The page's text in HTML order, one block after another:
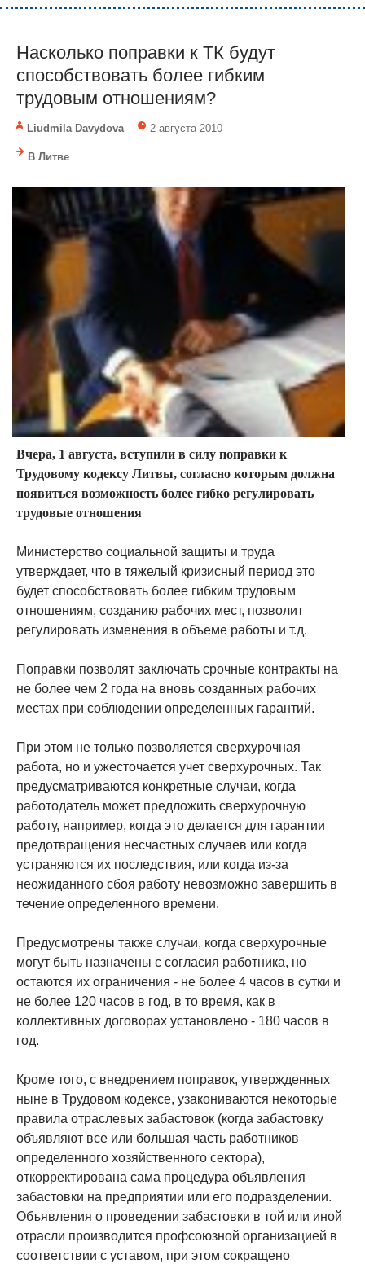
Насколько поправки к ТК будут
способствовать более гибким
трудовым отношениям?
Liudmila Davydova 2 августа 2010
В Литве
Вчера, 1 августа, вступили в силу поправки к
Трудовому кодексу Литвы, согласно которым должна
появиться возможность более гибко регулировать
трудовые отношения
Министерство социальной защиты и труда
утверждает, что в тяжелый кризисный период это
будет способствовать более гибким трудовым
отношениям, созданию рабочих мест, позволит
регулировать изменения в объеме работы и т.д.
Поправки позволят заключать срочные контракты на
не более чем 2 года на вновь созданных рабочих
местах при соблюдении определенных гарантий.
При этом не только позволяется сверхурочная
работа, но и ужесточается учет сверхурочных. Так
предусматриваются конкретные случаи, когда
работодатель может предложить сверхурочную
работу, например, когда это делается для гарантии
предотвращения несчастных случаев или когда
устраняются их последствия, или когда из-за
неожиданного сбоя работу невозможно завершить в
течение определенного времени.
Предусмотрены также случаи, когда сверхурочные
могут быть назначены с согласия работника, но
остаются их ограничения - не более 4 часов в сутки и
не более 120 часов в год, в то время, как в
коллективных договорах установлено - 180 часов в
год.
Кроме того, с внедрением поправок, утвержденных
ныне в Трудовом кодексе, узакониваются некоторые
правила отраслевых забастовок (когда забастовку
объявляют все или большая часть работников
определенного хозяйственного сектора),
откорректирована сама процедура объявления
забастовки на предприятии или его подразделении.
Объявления о проведении забастовки в той или иной
отрасли производится профсоюзной организацией в
соответствии с уставом, при этом сокращено